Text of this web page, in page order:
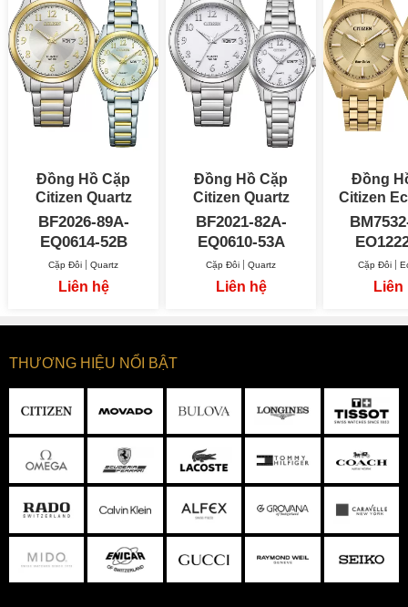
Đồng Hồ Cặp
Citizen Quartz
BF2026-89A -
EQ0614-52B
BF2026-89A-
EQ0614-52B
Cặp Đôi Quartz
Liên hệ
Đồng Hồ Cặp
Citizen Quartz
BF2021-82A -
EQ0610-53A
BF2021-82A-
EQ0610-53A
Cặp Đôi Quartz
Liên hệ
Đồng
Citizen
Cặp Đôi
Liên
THƯƠNG HIỆU NỔI BẬT